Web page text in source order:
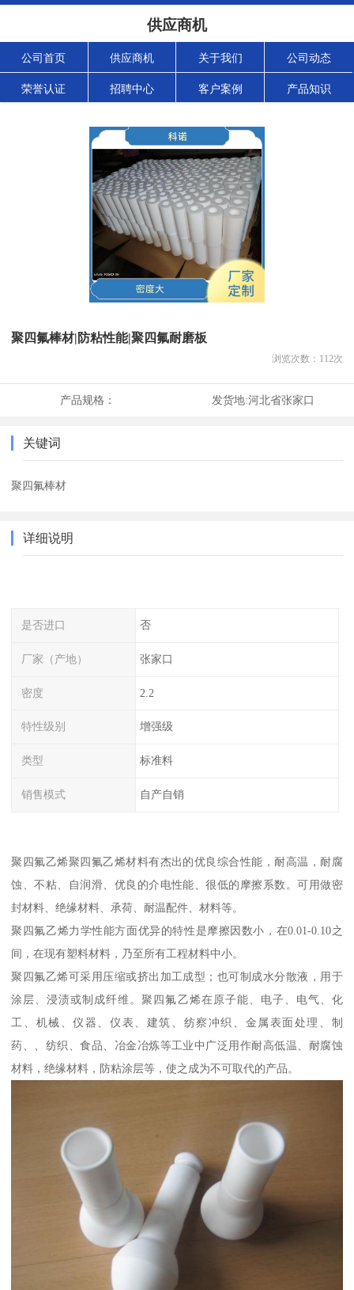
供应商机
公司首页 供应商机 关于我们 公司动态
荣誉认证 招聘中心 客户案例 产品知识
聚四氟棒材|防粘性能|聚四氟耐磨板
浏览次数： 112次
产品规格： 发货地:河北省张家口
关键词
聚四氟棒材
详细说明
是否进口 否
厂家（产地） 张家口
密度 2.2
特性级别 增强级
类型 标准料
销售模式 自产自销
聚四氟乙烯聚四氟乙烯材料有杰出的优良综合性能，耐高温，耐腐
蚀、不粘、自润滑、优良的介电性能、很低的摩擦系数。可用做密
封材料、绝缘材料、承荷、耐温配件、材料等。
聚四氟乙烯力学性能方面优异的特性是摩擦因数小，在0.01-0.10之
间，在现有塑料材料，乃至所有工程材料中小。
聚四氟乙烯可采用压缩或挤出加工成型；也可制成水分散液，用于
涂层、浸渍或制成纤维。聚四氟乙烯在原子能、电子、电气、化
工、机械、仪器、仪表、建筑、纺察冲织、金属表面处理、制
药、、纺织、食品、冶金冶炼等工业中广泛用作耐高低温、耐腐蚀
材料，绝缘材料，防粘涂层等，使之成为不可取代的产品。